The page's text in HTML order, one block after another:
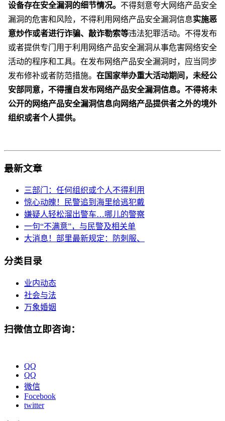
设备存在安全漏洞的细节情况。 不得刻意夸大网络产品安全
漏洞的危害和风险，不得利用网络产品安全漏洞信息实施恶
意炒作或者进行诈骗、敲诈勒索等违法犯罪活动。不得发布
或者提供专门用于利用网络产品安全漏洞从事危害网络安全
活动的程序和工具。在发布网络产品安全漏洞时，应当同步
发布修补或者防范措施。 在国家举办重大活动期间，未经公
安部同意，不得擅自发布网络产品安全漏洞信息。不得将未
公开的网络产品安全漏洞信息向网络产品提供者之外的境外
组织或者个人提供。
最新文章
三部门：任何组织或个人不得利用
惊心动魄！民警追到海里给逃犯戴
嫌疑人轻松溜出警车…哪儿的警察
一句“不满意”，与民警及相关单
大消息！部里最新规定：防刺服、
分类目录
业内动态
社会与法
万象婚姻
扫微信立即咨询：
QQ
QQ
微信
Focebook
twitter